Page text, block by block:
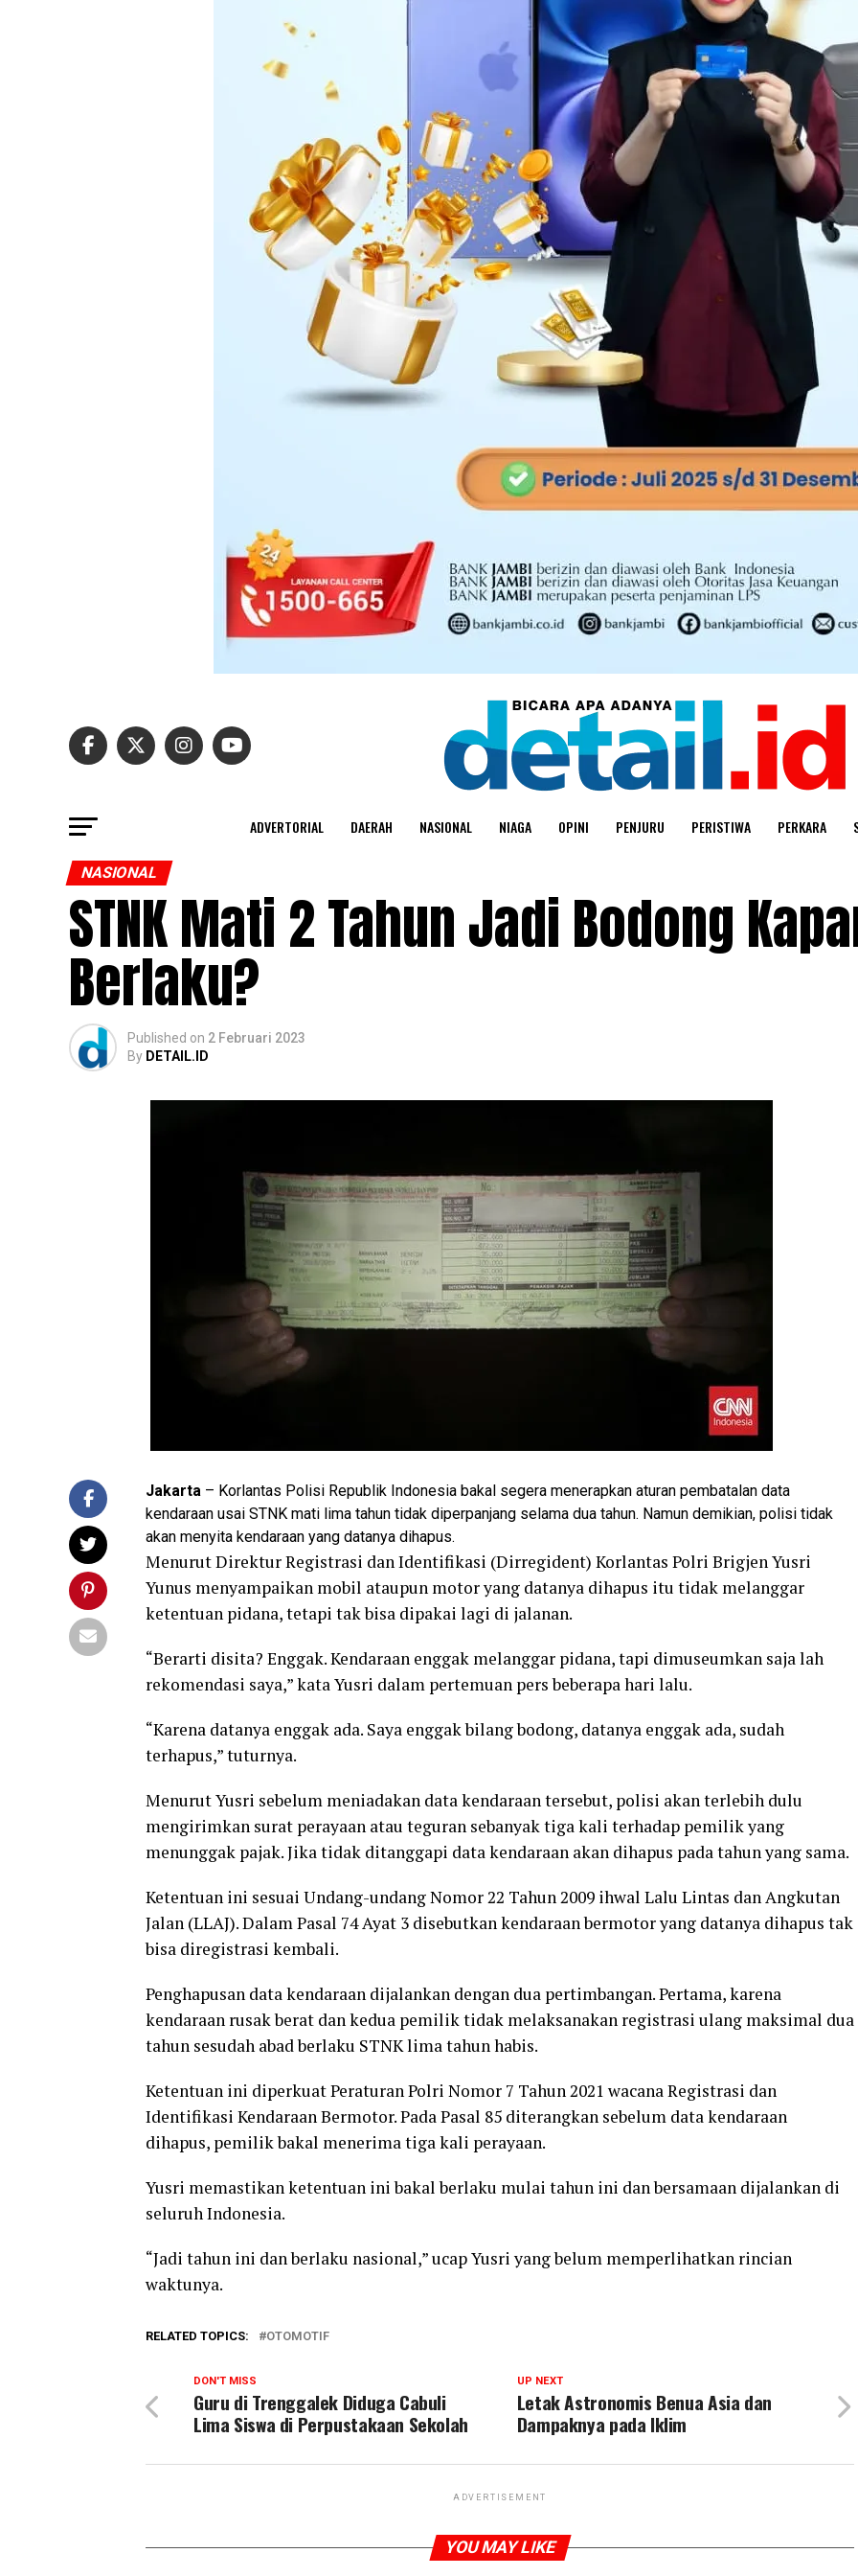
ADVERTORIAL DAERAH
Daerah
NASIONAL NIAGA OPINI PENJURU PERISTIWA PERKARA
NASIONAL
STNK Mati 2 Tahun Jadi Bodong
Berlaku?
Published on 2 Februari 2023
By DETAIL.ID
Jakarta – Korlantas Polisi Republik Indonesia bakal segera menerapkan aturan pembatalan data
kendaraan usai STNK mati lima tahun tidak diperpanjang selama dua tahun. Namun demikian, polisi tidak
akan menyita kendaraan yang datanya dihapus.
Menurut Direktur Registrasi dan Identifikasi (Dirregident) Korlantas Polri Brigjen Yusri
Yunus menyampaikan mobil ataupun motor yang datanya dihapus itu tidak melanggar
ketentuan pidana, tetapi tak bisa dipakai lagi di jalanan.
“Berarti disita? Enggak. Kendaraan enggak melanggar pidana, tapi dimuseumkan saja lah
rekomendasi saya,” kata Yusri dalam pertemuan pers beberapa hari lalu.
“Karena datanya enggak ada. Saya enggak bilang bodong, datanya enggak ada, sudah
terhapus,” tuturnya.
Menurut Yusri sebelum meniadakan data kendaraan tersebut, polisi akan terlebih dulu
mengirimkan surat perayaan atau teguran sebanyak tiga kali terhadap pemilik yang
menunggak pajak. Jika tidak ditanggapi data kendaraan akan dihapus pada tahun yang sama.
Ketentuan ini sesuai Undang-undang Nomor 22 Tahun 2009 ihwal Lalu Lintas dan Angkutan
Jalan (LLAJ). Dalam Pasal 74 Ayat 3 disebutkan kendaraan bermotor yang datanya dihapus tak
bisa diregistrasi kembali.
Penghapusan data kendaraan dijalankan dengan dua pertimbangan. Pertama, karena
kendaraan rusak berat dan kedua pemilik tidak melaksanakan registrasi ulang maksimal dua
tahun sesudah abad berlaku STNK lima tahun habis.
Ketentuan ini diperkuat Peraturan Polri Nomor 7 Tahun 2021 wacana Registrasi dan
Identifikasi Kendaraan Bermotor. Pada Pasal 85 diterangkan sebelum data kendaraan
dihapus, pemilik bakal menerima tiga kali perayaan.
Yusri memastikan ketentuan ini bakal berlaku mulai tahun ini dan bersamaan dijalankan di
seluruh Indonesia.
“Jadi tahun ini dan berlaku nasional,” ucap Yusri yang belum memperlihatkan rincian
waktunya.
RELATED TOPICS: OTOMOTIF
UP NEXT
Letak Astronomis Benua Asia dan
Dampaknya pada Iklim
DON'T MISS
Guru di Trenggalek Diduga Cabuli
Lima Siswa di Perpustakaan Sekolah
ADVERTISEMENT
YOU MAY LIKE